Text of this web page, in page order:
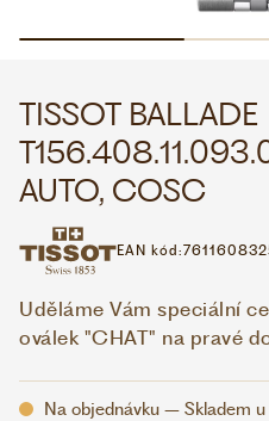
TISSOT BALLADE
AUTO, COSC
EAN kód:
Uděláme Vám speciální
oválek "CHAT" na pravé
Na objednávku – Skladem